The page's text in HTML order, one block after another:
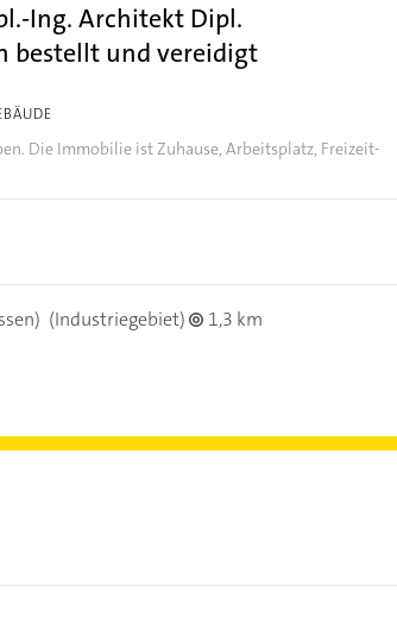
Ing. Architekt Dipl.
bestellt und vereidigt
Die Immobilie ist Zuhause, Arbeitsplatz, Freizeit-
(Industriegebiet)
1,3 km